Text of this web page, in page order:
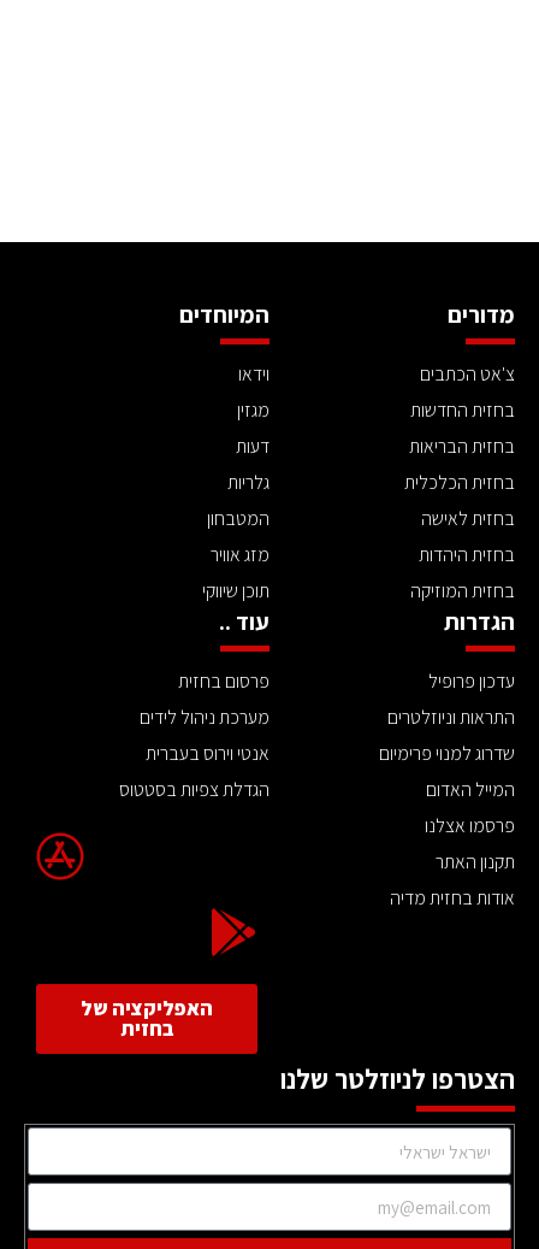
מדורים
צ'אט הכתבים
בחזית החדשות
בחזית הבריאות
בחזית הכלכלית
בחזית לאישה
בחזית היהדות
בחזית המוזיקה
המיוחדים
וידאו
מגזין
דעות
גלריות
המטבחון
מזג אוויר
תוכן שיווקי
הגדרות
עדכון פרופיל
התראות וניוזלטרים
שדרוג למנוי פרימיום
המייל האדום
פרסמו אצלנו
תקנון האתר
אודות בחזית מדיה
עוד ..
פרסום בחזית
מערכת ניהול לידים
אנטי וירוס בעברית
הגדלת צפיות בסטטוס
האפליקציה של
בחזית
הצטרפו לניוזלטר שלנו